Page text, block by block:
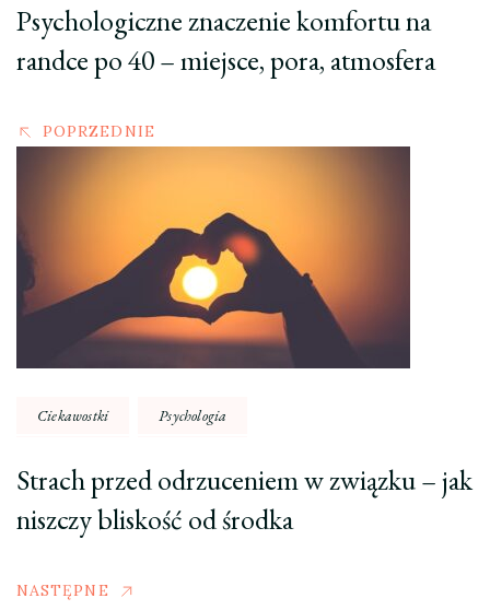
Psychologiczne znaczenie komfortu na
randce po 40 – miejsce, pora, atmosfera
POPRZEDNIE
Ciekawostki Psychologia
Strach przed odrzuceniem w związku – jak
niszczy bliskość od środka
NASTĘPNE